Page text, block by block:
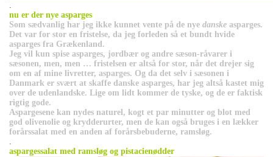
.
nu er der nye asparges
Som sædvanlig har jeg ikke kunnet vente på de nye danske asparges.
Det var for stor en fristelse, da jeg forleden så et bundt hvide
asparges fra Grækenland.
Jeg vil kun spise asparges, jordbær og andre sæson-råvarer i
sæsonen, men, men … fristelsen er altså for stor, når det drejer sig
om en af mine livretter, asparges. Og da det selv i sæsonen i
Danmark er svært at skaffe danske asparges, har jeg altså kastet mig
over de udenlandske. Lige om lidt kommer de tyske, og de er faktisk
rigtig gode.
Aspargesene kan nydes naturel, kogt et par minutter og blot med
god olivenolie og krydderurter, men de kan også bruges i en lækker
forårssalat med en anden af forårsbebuderne, ramsløg.
.
aspargessalat med ramsløg og pistacienødder